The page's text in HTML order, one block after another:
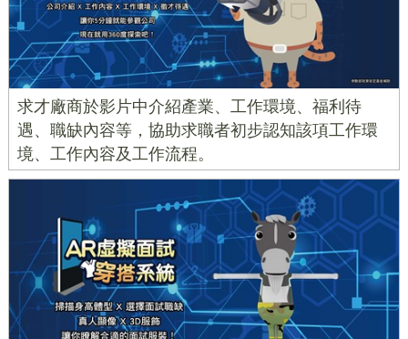
求才廠商於影片中介紹產業、工作環境、福利待
遇、職缺內容等，協助求職者初步認知該項工作環
境、工作內容及工作流程。